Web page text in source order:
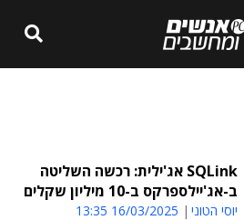
SQLink אג'ילית: רכשה השליטה
ב-אג'יילספרקס ב-10 מיליון שקלים
יוסי הטוני 16/03/2025 13:35